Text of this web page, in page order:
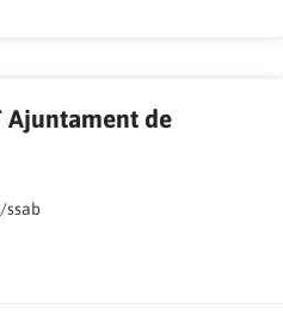
Ajuntament de
ssab